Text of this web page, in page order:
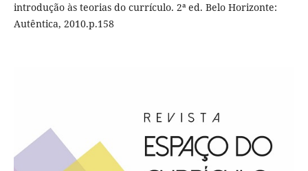
introdução às teorias do currículo. 2ª ed. Belo Horizonte:
Autêntica, 2010.p.158